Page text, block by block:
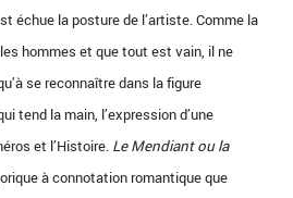
échue la posture de l’artiste. Comme la
hommes et que tout est vain, il ne
se reconnaître dans la figure
tend la main, l’expression d’une
et l’Histoire. Le Mendiant ou la
à connotation romantique que